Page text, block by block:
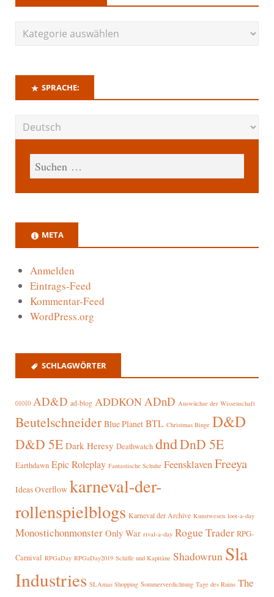
SPRACHE:
META
Anmelden
Eintrags-Feed
Kommentar-Feed
WordPress.org
SCHLAGWÖRTER
01010 AD&D ad-blog ADDKONADnD Auswüchse der Wissenschaft
Beutelschneider Blue Planet BTL Christmas Binge D&D
D&D 5E Dark Heresy Deathwatch dndDnD 5E
Earthdawn Epic Roleplay Fantastische Schuhe FeensklavenFreeya
Ideas Overflow karneval-der-
rollenspielblogs Karneval der Archive Kunstwesen loot-a-day
Monostichonmonster Only War rival-a-day Rogue Trader RPG-
Carnival RPGaDay RPGaDay2019 Schiffe und Kapitäne Shadowrun Sla
Industries SLAmas Shopping Sommerverdichtung Tage des Ruins The